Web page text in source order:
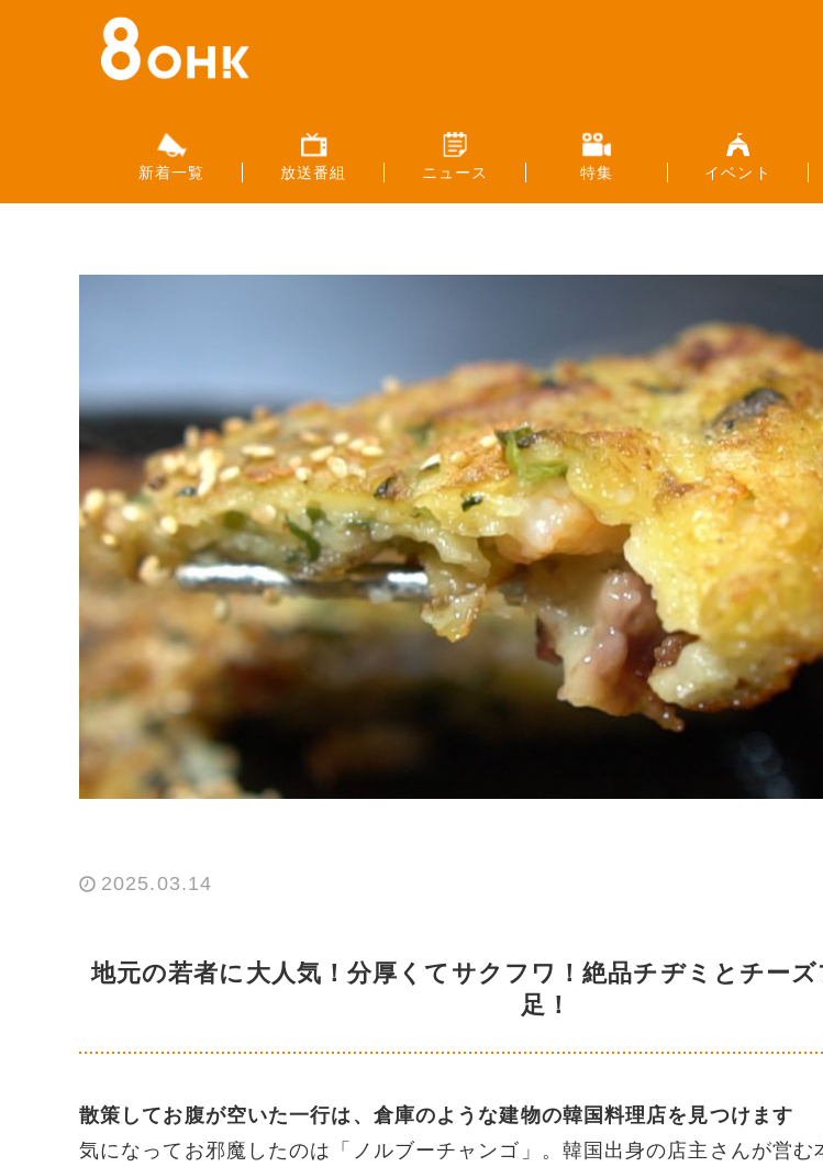
新着一覧 放送番組 ニュース 特集 イベント
2025.03.14
地元の若者に大人気！分厚くてサクフワ！絶品チヂミとチー
足！
散策してお腹が空いた一行は、倉庫のような建物の韓国料理店を見つけます
気になってお邪魔したのは「ノルブーチャンゴ」。韓国出身の店主さんが営む